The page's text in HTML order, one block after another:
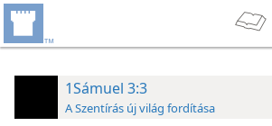
1Sámuel 3:3
A Szentírás új világ fordítása